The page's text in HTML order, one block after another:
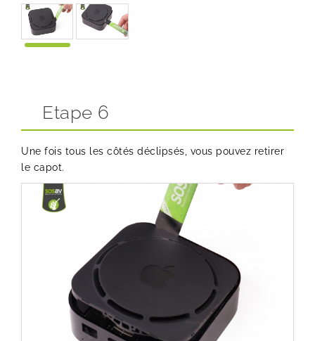
Etape 6
Une fois tous les côtés déclipsés, vous pouvez retirer
le capot.